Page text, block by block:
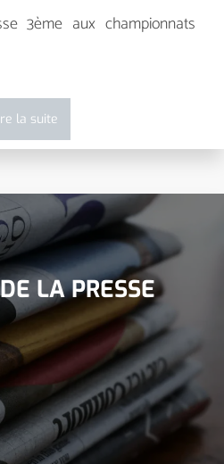
3ème aux championnats
la suite
LA PRESSE